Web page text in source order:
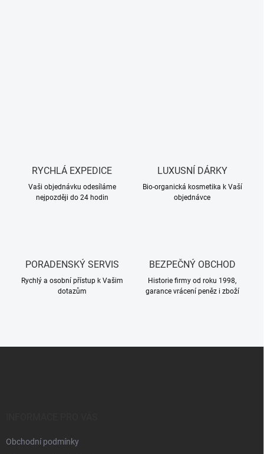
RYCHLÁ EXPEDICE
Vaši objednávku odesíláme
nejpozději do 24 hodin
LUXUSNÍ DÁRKY
Bio-organická kosmetika k Vaší
objednávce
PORADENSKÝ SERVIS
Rychlý a osobní přístup k Vašim
dotazům
BEZPEČNÝ OBCHOD
Historie firmy od roku 1998,
garance vrácení peněz i zboží
Obchodní podmínky